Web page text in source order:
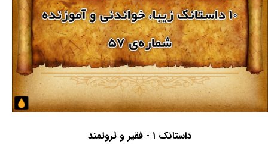
داستانک ۱ - فقیر و ثروتمند